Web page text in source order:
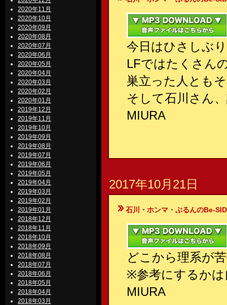
2020年11月
2020年10月
2020年09月
2020年08月
2020年07月
2020年06月
2020年05月
2020年04月
2020年03月
2020年02月
2020年01月
2019年12月
2019年11月
2019年10月
2019年09月
2019年08月
2019年07月
2019年06月
2019年05月
2019年04月
2019年03月
2019年02月
2019年01月
2018年12月
2018年11月
2018年10月
2018年09月
2018年08月
2018年07月
2018年06月
2018年05月
2018年04月
2018年03月
今日はひさしぶ
LFではたくさん
巣立った人とも
そして石川さん
MIURA
2017年10月21日
石川・ホンマ・ぶるんのBe-
どこから理系が
※参考にするかは
MIURA